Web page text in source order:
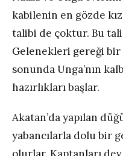
kabilenin en gözde
talibi de çoktur. Bu
Gelenekleri gereği bir
sonunda Unga’nın
hazırlıkları başlar.
Akatan’da yapılan
yabancılarla dolu bir